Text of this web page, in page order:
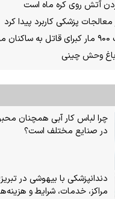
آتش روی کره ماه است
پزشکی کاربرد پیدا کرد
وحش چینی
چرا لباس کار آبی همچنان
در صنایع مختلف است؟
دندانپزشکی با بیهوشی در
مراکز، خدمات، شرایط و